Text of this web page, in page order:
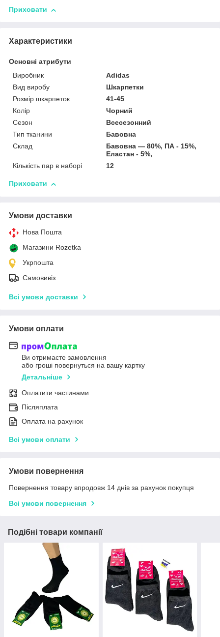
Приховати
Характеристики
Основні атрибути
Виробник
Adidas
Вид виробу
Шкарпетки
Розмір шкарпеток
41-45
Колір
Чорний
Сезон
Всесезонний
Тип тканини
Бавовна
Склад
Бавовна — 80%, ПА - 15%,
Еластан - 5%,
Кількість пар в наборі
12
Приховати
Умови доставки
Нова Пошта
Магазини Rozetka
Укрпошта
Самовивіз
Всі умови доставки
Умови оплати
Ви отримаєте замовлення
або гроші повернуться на вашу картку
Детальніше
Оплатити частинами
Післяплата
Оплата на рахунок
Всі умови оплати
Умови повернення
Повернення товару впродовж 14 днів за рахунок покупця
Всі умови повернення
Подібні товари компанії